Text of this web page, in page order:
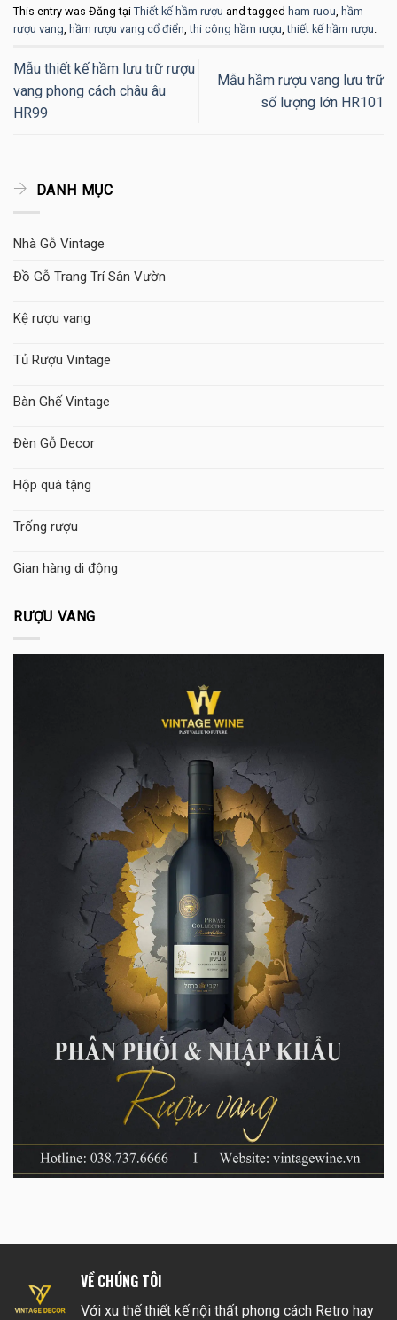
This entry was Đăng tại Thiết kế hầm rượu and tagged ham ruou, hầm
rượu vang, hầm rượu vang cổ điển,thi công hầm rượu,thiết kế hầm rượu.
Mẫu thiết kế hầm lưu trữ rượu
vang phong cách châu âu
HR99
Mẫu hầm rượu vang lưu trữ
số lượng lớn HR101
DANH MỤC
Nhà Gỗ Vintage
Đồ Gỗ Trang Trí Sân Vườn
Kệ rượu vang
Tủ Rượu Vintage
Bàn Ghế Vintage
Đèn Gỗ Decor
Hộp quà tặng
Trống rượu
Gian hàng di động
RƯỢU VANG
VỀ CHÚNG TÔI
Với xu thế thiết kế nội thất phong cách Retro hay